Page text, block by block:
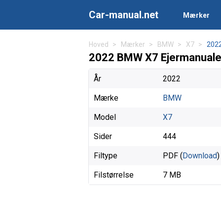
Car-manual.net Mærker
Hoved Mærker BMW X7
2022 BMW X7
År 2022
Mærke BMW
Model X7
Sider 444
Filtype PDF (Download)
Filstørrelse 7 MB